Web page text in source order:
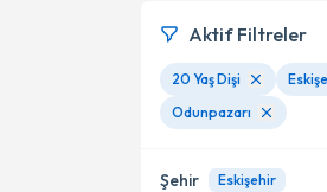
Aktif Filtreler
20 Yaş Dişi
Odunpazarı
Şehir Eskişehir